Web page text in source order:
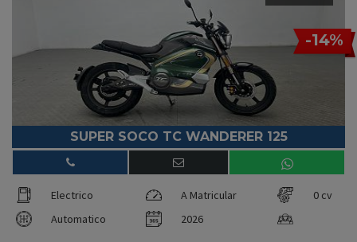
-14%
SUPER SOCO TC WANDERER 125
Electrico A Matricular
0 cv
Automatico
2026